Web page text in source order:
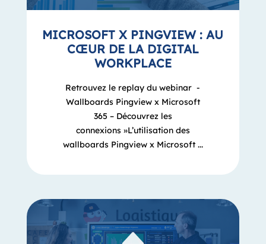
MICROSOFT X PINGVIEW : AU
CŒUR DE LA DIGITAL
WORKPLACE
Retrouvez le replay du webinar -
Wallboards Pingview x Microsoft
365 – Découvrez les
connexions »L’utilisation des
wallboards Pingview x Microsoft ...